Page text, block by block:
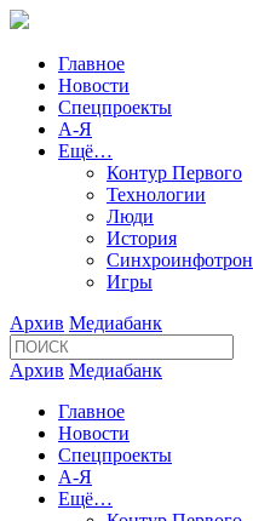
Главное
Новости
Спецпроекты
А-Я
Ещё…
Контур Первого
Технологии
Люди
История
Синхроинфотрон
Игры
Архив Медиабанк
Архив Медиабанк
Главное
Новости
Спецпроекты
А-Я
Ещё…